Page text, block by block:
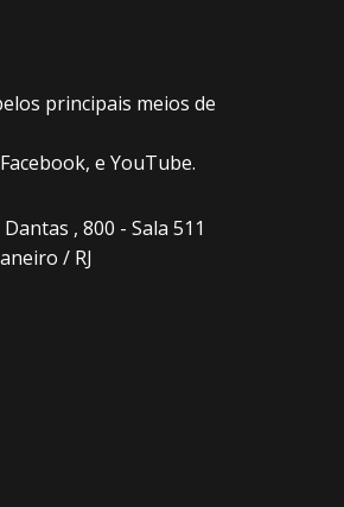
principais meios de
e YouTube.
, 800 - Sala 511
/ RJ